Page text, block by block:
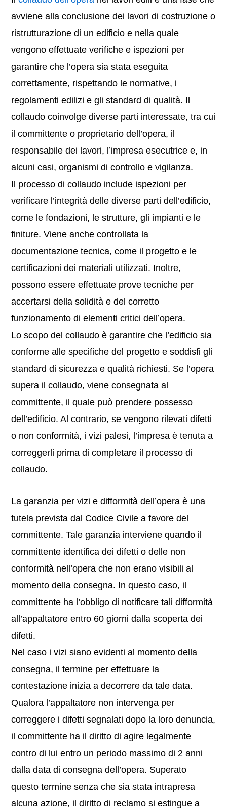
avviene alla conclusione dei lavori di costruzione o
ristrutturazione di un edificio e nella quale
vengono effettuate verifiche e ispezioni per
garantire che l’opera sia stata eseguita
correttamente, rispettando le normative, i
regolamenti edilizi e gli standard di qualità. Il
collaudo coinvolge diverse parti interessate, tra cui
il committente o proprietario dell’opera, il
responsabile dei lavori, l’impresa esecutrice e, in
alcuni casi, organismi di controllo e vigilanza.
Il processo di collaudo include ispezioni per
verificare l’integrità delle diverse parti dell’edificio,
come le fondazioni, le strutture, gli impianti e le
finiture. Viene anche controllata la
documentazione tecnica, come il progetto e le
certificazioni dei materiali utilizzati. Inoltre,
possono essere effettuate prove tecniche per
accertarsi della solidità e del corretto
funzionamento di elementi critici dell’opera.
Lo scopo del collaudo è garantire che l’edificio sia
conforme alle specifiche del progetto e soddisfi gli
standard di sicurezza e qualità richiesti. Se l’opera
supera il collaudo, viene consegnata al
committente, il quale può prendere possesso
dell’edificio. Al contrario, se vengono rilevati difetti
o non conformità, i vizi palesi, l’impresa è tenuta a
correggerli prima di completare il processo di
collaudo.
La garanzia per vizi e difformità dell’opera è una
tutela prevista dal Codice Civile a favore del
committente. Tale garanzia interviene quando il
committente identifica dei difetti o delle non
conformità nell’opera che non erano visibili al
momento della consegna. In questo caso, il
committente ha l’obbligo di notificare tali difformità
all’appaltatore entro 60 giorni dalla scoperta dei
difetti.
Nel caso i vizi siano evidenti al momento della
consegna, il termine per effettuare la
contestazione inizia a decorrere da tale data.
Qualora l’appaltatore non intervenga per
correggere i difetti segnalati dopo la loro denuncia,
il committente ha il diritto di agire legalmente
contro di lui entro un periodo massimo di 2 anni
dalla data di consegna dell’opera. Superato
questo termine senza che sia stata intrapresa
alcuna azione, il diritto di reclamo si estingue a